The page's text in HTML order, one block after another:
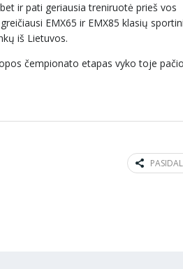
ir pati geriausia treniruotė prieš vos
EMX65 ir EMX85 klasių
iš Lietuvos.
čempionato etapas vyko toje